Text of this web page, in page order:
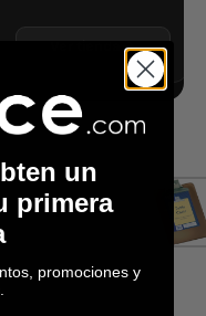
tienda
HP
un
primera
promociones y